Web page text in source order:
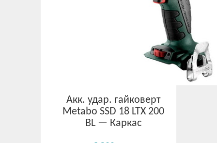
Акк. удар. гайковерт
Metabo SSD 18 LTX 200
BL — Каркас